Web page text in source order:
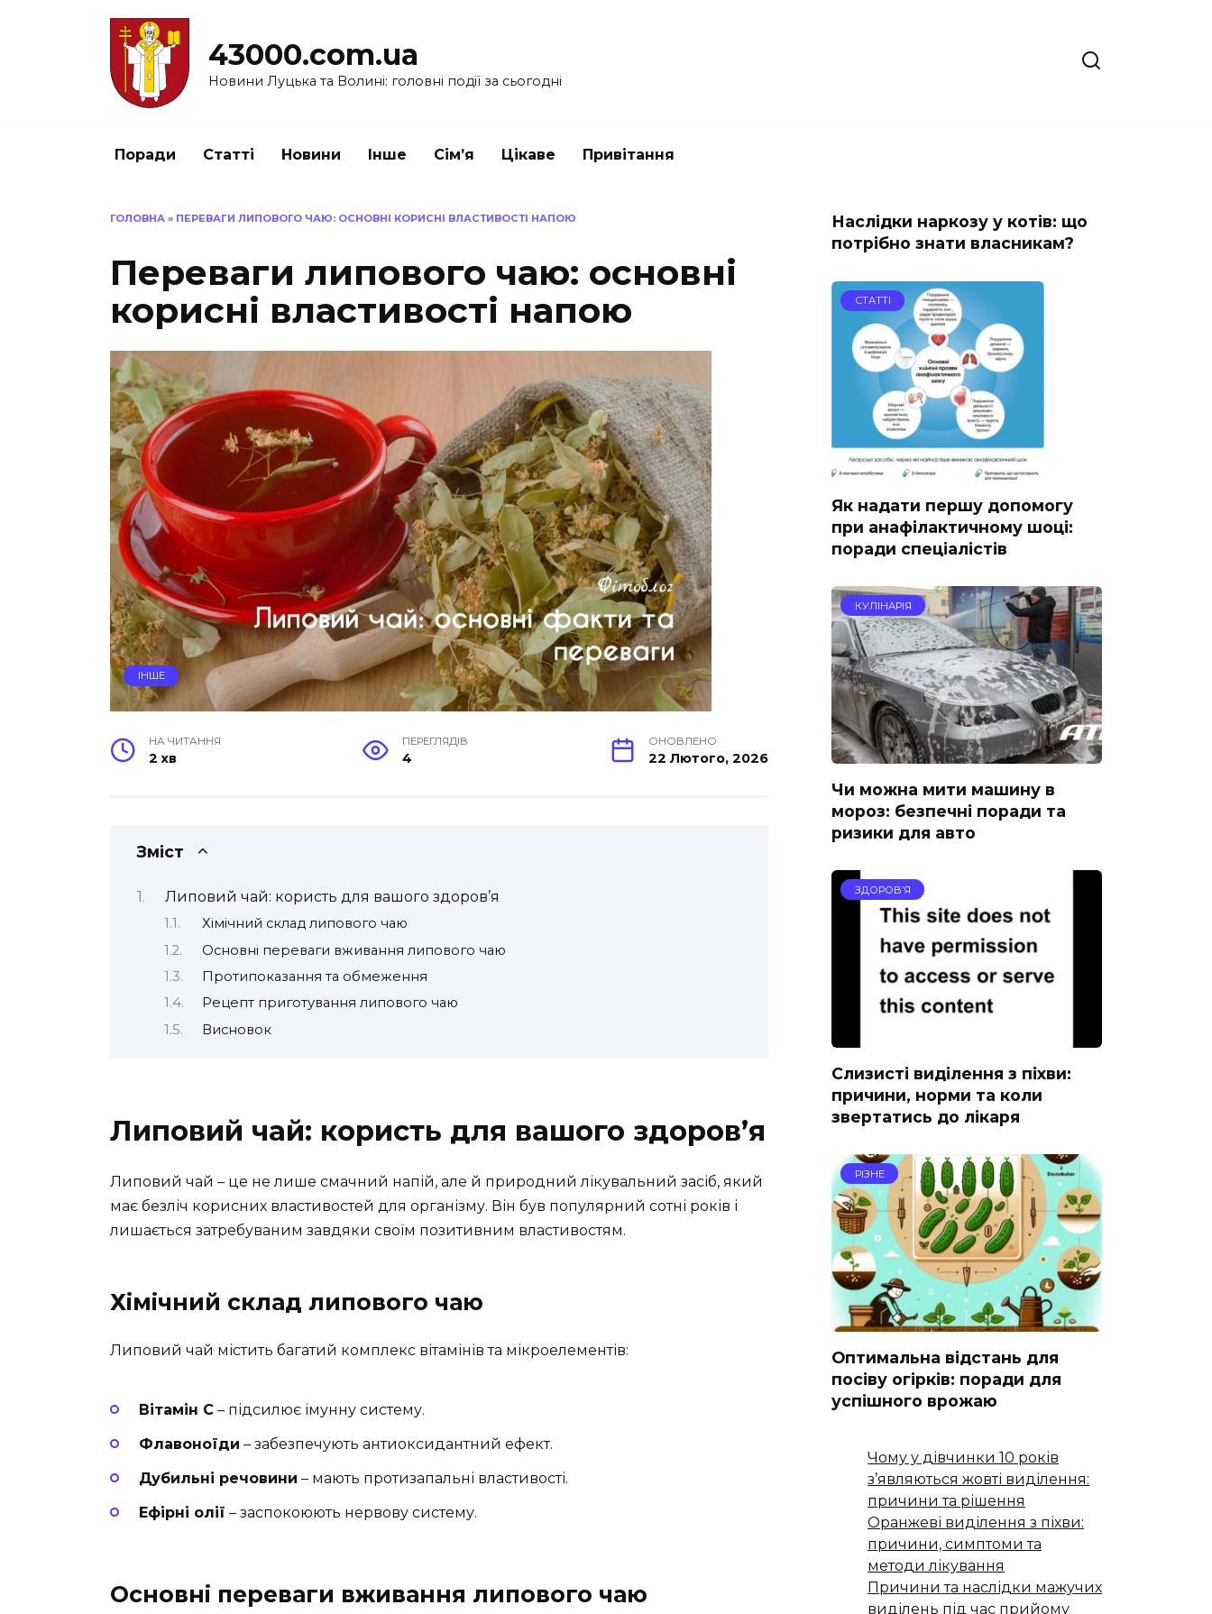
43000.com.ua
Новини Луцька та Волині: головні події за сьогодні
Поради Статті Новини Інше Сім’я Цікаве Привітання
ГОЛОВНА » ПЕРЕВАГИ ЛИПОВОГО ЧАЮ: ОСНОВНІ КОРИСНІ ВЛАСТИВОСТІ НАПОЮ
Переваги липового чаю: основні
корисні властивості напою
ІНШЕ
НА ЧИТАННЯ
2 хв
ПЕРЕГЛЯДІВ
4
ОНОВЛЕНО
22 Лютого, 2026
Зміст
Липовий чай: користь для вашого здоров’я
Хімічний склад липового чаю
Основні переваги вживання липового чаю
Протипоказання та обмеження
Рецепт приготування липового чаю
Висновок
Липовий чай: користь для вашого здоров’я
Липовий чай – це не лише смачний напій, але й природний лікувальний засіб, який
має безліч корисних властивостей для організму. Він був популярний сотні років і
лишається затребуваним завдяки своїм позитивним властивостям.
Хімічний склад липового чаю
Липовий чай містить багатий комплекс вітамінів та мікроелементів:
Вітамін С – підсилює імунну систему.
Флавоноїди – забезпечують антиоксидантний ефект.
Дубильні речовини – мають протизапальні властивості.
Ефірні олії – заспокоюють нервову систему.
Основні переваги вживання липового чаю
Наслідки наркозу у котів: що
потрібно знати власникам?
СТАТТІ
Як надати першу допомогу
при анафілактичному шоці:
поради спеціалістів
КУЛІНАРІЯ
Чи можна мити машину в
мороз: безпечні поради та
ризики для авто
ЗДОРОВ’Я
Слизисті виділення з піхви:
причини, норми та коли
звертатись до лікаря
РІЗНЕ
Оптимальна відстань для
посіву огірків: поради для
успішного врожаю
Чому у дівчинки 10 років
з’являються жовті виділення:
причини та рішення
Оранжеві виділення з піхви:
причини, симптоми та
методи лікування
Причини та наслідки мажучих
виділень під час прийому